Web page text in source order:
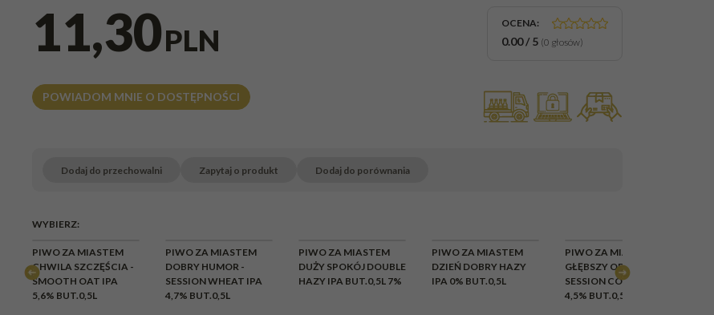
OCENA:
0.00/5 (0 głosów)
11,30PLN
POWIADOM MNIE O DOSTĘPNOŚCI
Dodaj do przechowalni Zapytaj o produkt Dodaj do porównania
WYBIERZ:
BRAK
PIWO ZA MIASTEM
CHWILA SZCZĘŚCIA -
SMOOTH OAT IPA
5,6% BUT.0,5L
BRAK
PIWO ZA MIASTEM
DOBRY HUMOR -
SESSION WHEAT IPA
4,7% BUT.0,5L
BRAK
PIWO ZA MIASTEM
DUŻY SPOKÓJ DOUBLE
HAZY IPA BUT.0,5L 7%
BRAK
PIWO ZA MIASTEM
DZIEŃ DOBRY HAZY
IPA 0% BUT.0,5L
BRAK
PIWO ZA MIASTEM
GŁĘBSZY ODDECH
SESSION COLD IPA
4,5% BUT.0,5L